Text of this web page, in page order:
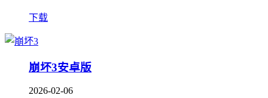
下载
崩坏3安卓版
2026-02-06